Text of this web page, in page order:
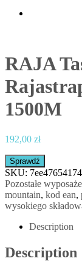
RAJA
1500M
192,00 zł
Sprawdź
SKU:
Pozostałe
mountain, kod ean,
wysokiego
Description
Description